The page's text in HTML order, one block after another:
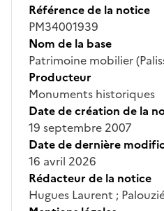
Référence de la notice
PM34001939
Nom de la base
Patrimoine mobilier
Producteur
Monuments historiques
Date de création de la
19 septembre 2007
Date de dernière
16 avril 2026
Rédacteur de la notice
Hugues Laurent ;